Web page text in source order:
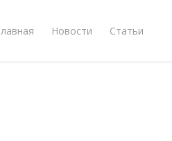
Новости Статьи